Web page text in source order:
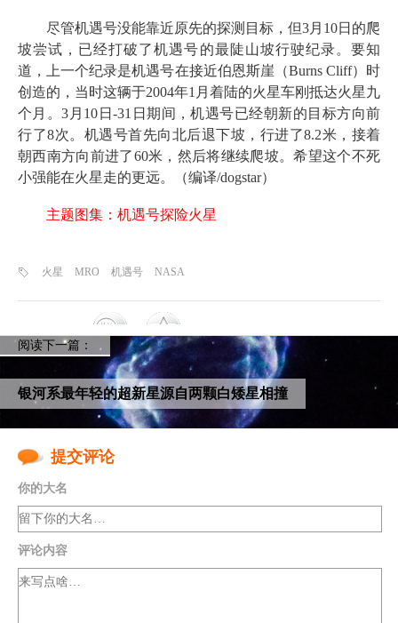
尽管机遇号没能靠近原先的探测目标，但3月10日的爬
坡尝试，已经打破了机遇号的最陡山坡行驶纪录。要知
道，上一个纪录是机遇号在接近伯恩斯崖（Burns Cliff）时
创造的，当时这辆于2004年1月着陆的火星车刚抵达火星九
个月。3月10日-31日期间，机遇号已经朝新的目标方向前
行了8次。机遇号首先向北后退下坡，行进了8.2米，接着
朝西南方向前进了60米，然后将继续爬坡。希望这个不死
小强能在火星走的更远。（编译/dogstar）
主题图集：机遇号探险火星
火星 MRO 机遇号 NASA
阅读下一篇：
银河系最年轻的超新星源自两颗白矮星相撞
提交评论
你的大名
评论内容